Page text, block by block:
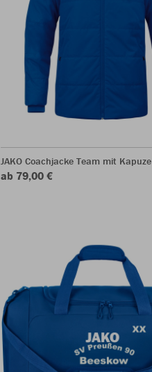
JAKO Coachjacke Team mit Kapuze
ab 79,00 €